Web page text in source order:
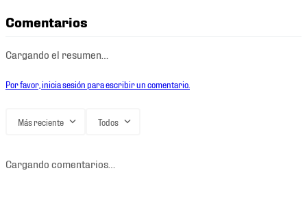
Comentarios
Cargando el resumen…
Por favor, inicia sesión para escribir un comentario.
Más reciente Todos
Cargando comentarios…